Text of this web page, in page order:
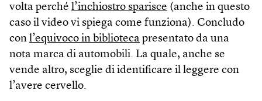
volta perché l’inchiostro sparisce (anche in questo
caso il video vi spiega come funziona). Concludo
con l’equivoco in biblioteca presentato da una
nota marca di automobili. La quale, anche se
vende altro, sceglie di identificare il leggere con
l’avere cervello.